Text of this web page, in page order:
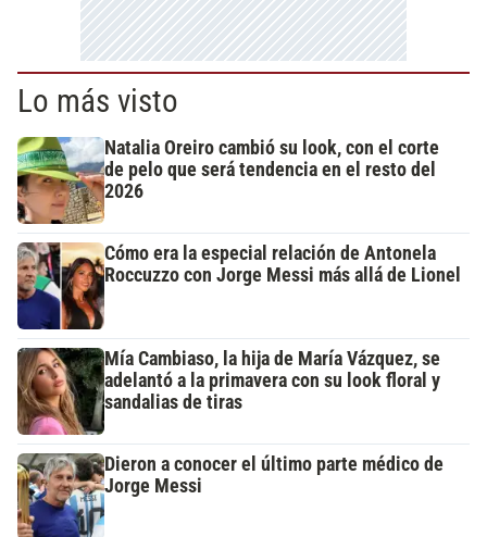
Lo más visto
Natalia Oreiro cambió su look, con el corte
de pelo que será tendencia en el resto del
2026
Cómo era la especial relación de Antonela
Roccuzzo con Jorge Messi más allá de Lionel
Mía Cambiaso, la hija de María Vázquez, se
adelantó a la primavera con su look floral y
sandalias de tiras
Dieron a conocer el último parte médico de
Jorge Messi